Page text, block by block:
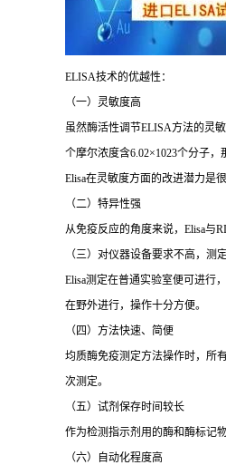
ELISA技术的优越性：
（一）灵敏度高
虽然酶活性调节ELISA方法的灵
个摩尔浓度含6.02×1023个分子，
Elisa在灵敏度方面的改进潜力是很
（二）特异性强
从免疫反应的角度来说， Elisa与
（三）对仪器设备要求不高，测
Elisa测定在普通实验室便可进行
在野外进行，操作十分方便。
（四）方法快速、简便
均质酶免疫测定方法操作时，所
次测定。
（五）试剂保存时间较长
作为检测指示剂用的酶和酶标记
（六）自动化程度高